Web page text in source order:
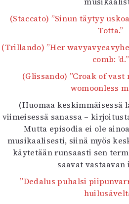
(Staccato) ”Sinun täytyy
Totta.”
(Trillando) ”Her
comb: ’d.”
(Glissando) ”Croak of vast
womoonless
(Huomaa keskimmäisessä
viimeisessä sanassa –
Mutta episodia ei ole
musikaalisesti, siinä myös
käytetään runsaasti sen
saavat vastaavan
”Dedalus puhalsi